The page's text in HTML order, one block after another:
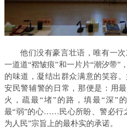
他们没有豪言壮语，唯有一
一道道“褶皱痕”和一片片“潮汐带”
的味道，凝结出群众满意的笑容
安民警辅警的日常，那便是：用
火，疏最“堵”的路，填最“深”
最“弱”的心……民心所盼、警必行
为人民”宗旨上的最朴实的承诺。